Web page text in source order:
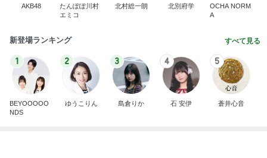
AKB48
たんぽぽ川村
エミコ
北村総一朗 北別府学
OCHA NORM
A
新登場ランキング すべて見る
1
BEYOOOOO
NDS
2
ゆうこりん
3
島倉りか
4
石 安伊
5
蒼井心音